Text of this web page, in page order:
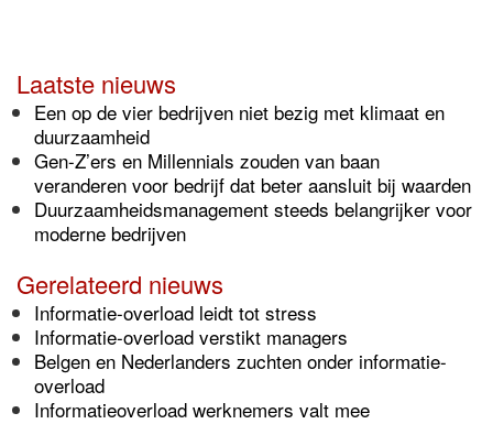
Laatste nieuws
Een op de vier bedrijven niet bezig met klimaat en
duurzaamheid
Gen-Z’ers en Millennials zouden van baan
veranderen voor bedrijf dat beter aansluit bij waarden
Duurzaamheidsmanagement steeds belangrijker voor
moderne bedrijven
Gerelateerd nieuws
Informatie-overload leidt tot stress
Informatie-overload verstikt managers
Belgen en Nederlanders zuchten onder informatie-
overload
Informatieoverload werknemers valt mee